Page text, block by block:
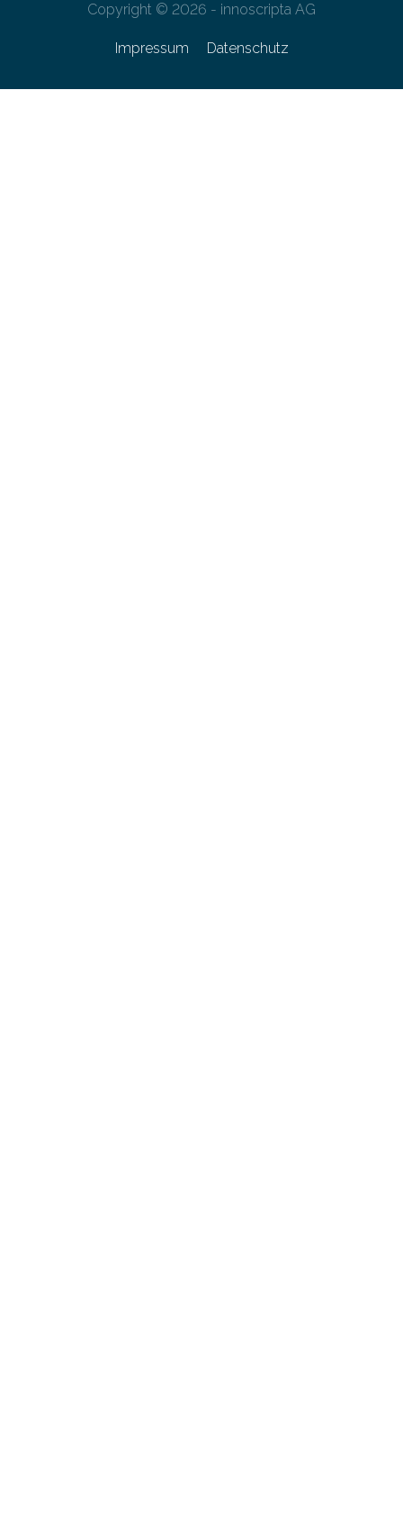
Copyright © 2026 - innoscripta AG
Impressum Datenschutz